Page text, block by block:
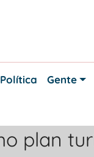
Política Gente
plan